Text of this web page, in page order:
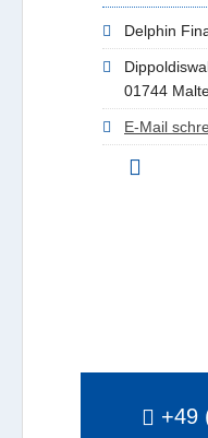
Delphin
01744
E-Mail
+49